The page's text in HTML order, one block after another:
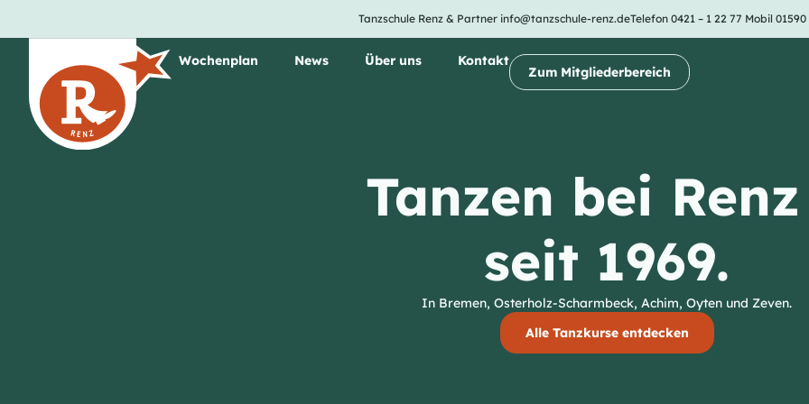
Tanzschule Renz & Partnerinfo@tanzschule-renz.deTelefon 0421 – 1 22 77 Mobil 01590
Unsere Tanzkurse Wochenplan News Über uns Kontakt
Zum Mitgliederbereich
Tanzen bei
seit 1969.
In Bremen, Osterholz-Scharmbeck, Achim, Oyten und Zeven.
Alle Tanzkurse entdecken